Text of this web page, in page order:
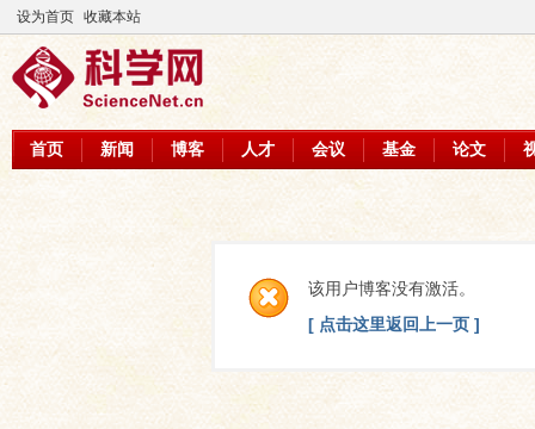
设为首页 收藏本站
首页 新闻 博客 人才 会议 基金 论文
该用户博客没有激活。
[ 点击这里返回上一页 ]